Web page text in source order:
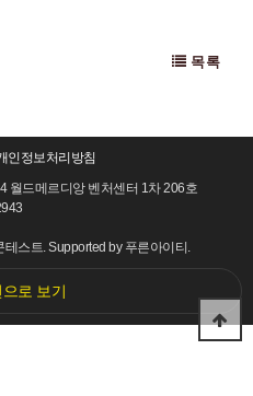
목록
인정보처리방침
월드메르디앙 벤처센터 1차 206호
스트. Supported by 푸른아이티.
로 보기